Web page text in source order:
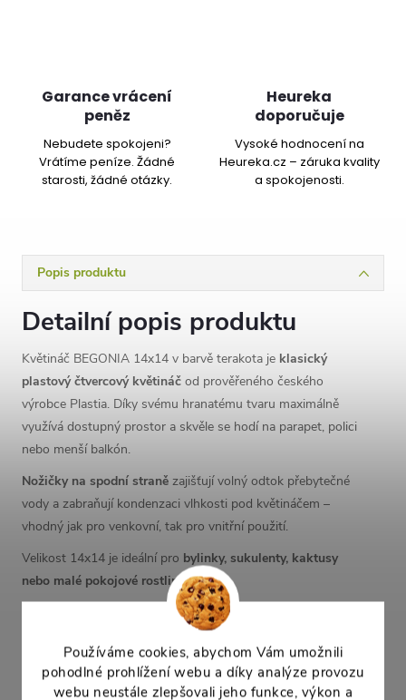
Používáme cookies, abychom Vám umožnili
pohodlné prohlížení webu a díky analýze provozu
webu neustále zlepšovali jeho funkce, výkon a
Garance vrácení
peněz
Nebudete spokojeni?
Vrátíme peníze. Žádné
starosti, žádné otázky.
Heureka
doporučuje
Vysoké hodnocení na
Heureka.cz – záruka kvality
a spokojenosti.
Popis produktu
Detailní popis produktu
Květináč BEGONIA 14x14 v barvě terakota je klasický
plastový čtvercový květináč od prověřeného českého
výrobce Plastia. Díky svému hranatému tvaru maximálně
využívá dostupný prostor a skvěle se hodí na parapet, polici
nebo menší balkón.
Nožičky na spodní straně zajišťují volný odtok přebytečné
vody a zabraňují kondenzaci vlhkosti pod květináčem –
vhodný jak pro venkovní, tak pro vnitřní použití.
Velikost 14x14 je ideální pro bylinky, sukulenty, kaktusy
nebo malé pokojové rostliny.
Horní rozměr: 13,5 × 13,5 cm
Výška:
11,5 cm